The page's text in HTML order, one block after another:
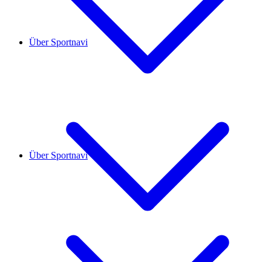
Über Sportnavi
Über Sportnavi